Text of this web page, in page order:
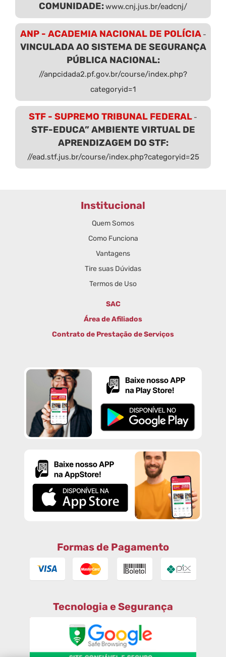
COMUNIDADE:www.cnj.jus.br/eadcnj/
ANP - ACADEMIA NACIONAL DE POLÍCIA-
VINCULADA AO SISTEMA DE SEGURANÇA
PÚBLICA NACIONAL:
//anpcidada2.pf.gov.br/course/index.php?
categoryid=1
STF - SUPREMO TRIBUNAL FEDERAL -
STF-EDUCA” AMBIENTE VIRTUAL DE
APRENDIZAGEM DO STF:
//ead.stf.jus.br/course/index.php?categoryid=25
Institucional
Quem Somos
Como Funciona
Vantagens
Tire suas Dúvidas
Termos de Uso
SAC
Área de Afiliados
Contrato de Prestação de Serviços
Formas de Pagamento
Tecnologia e Segurança